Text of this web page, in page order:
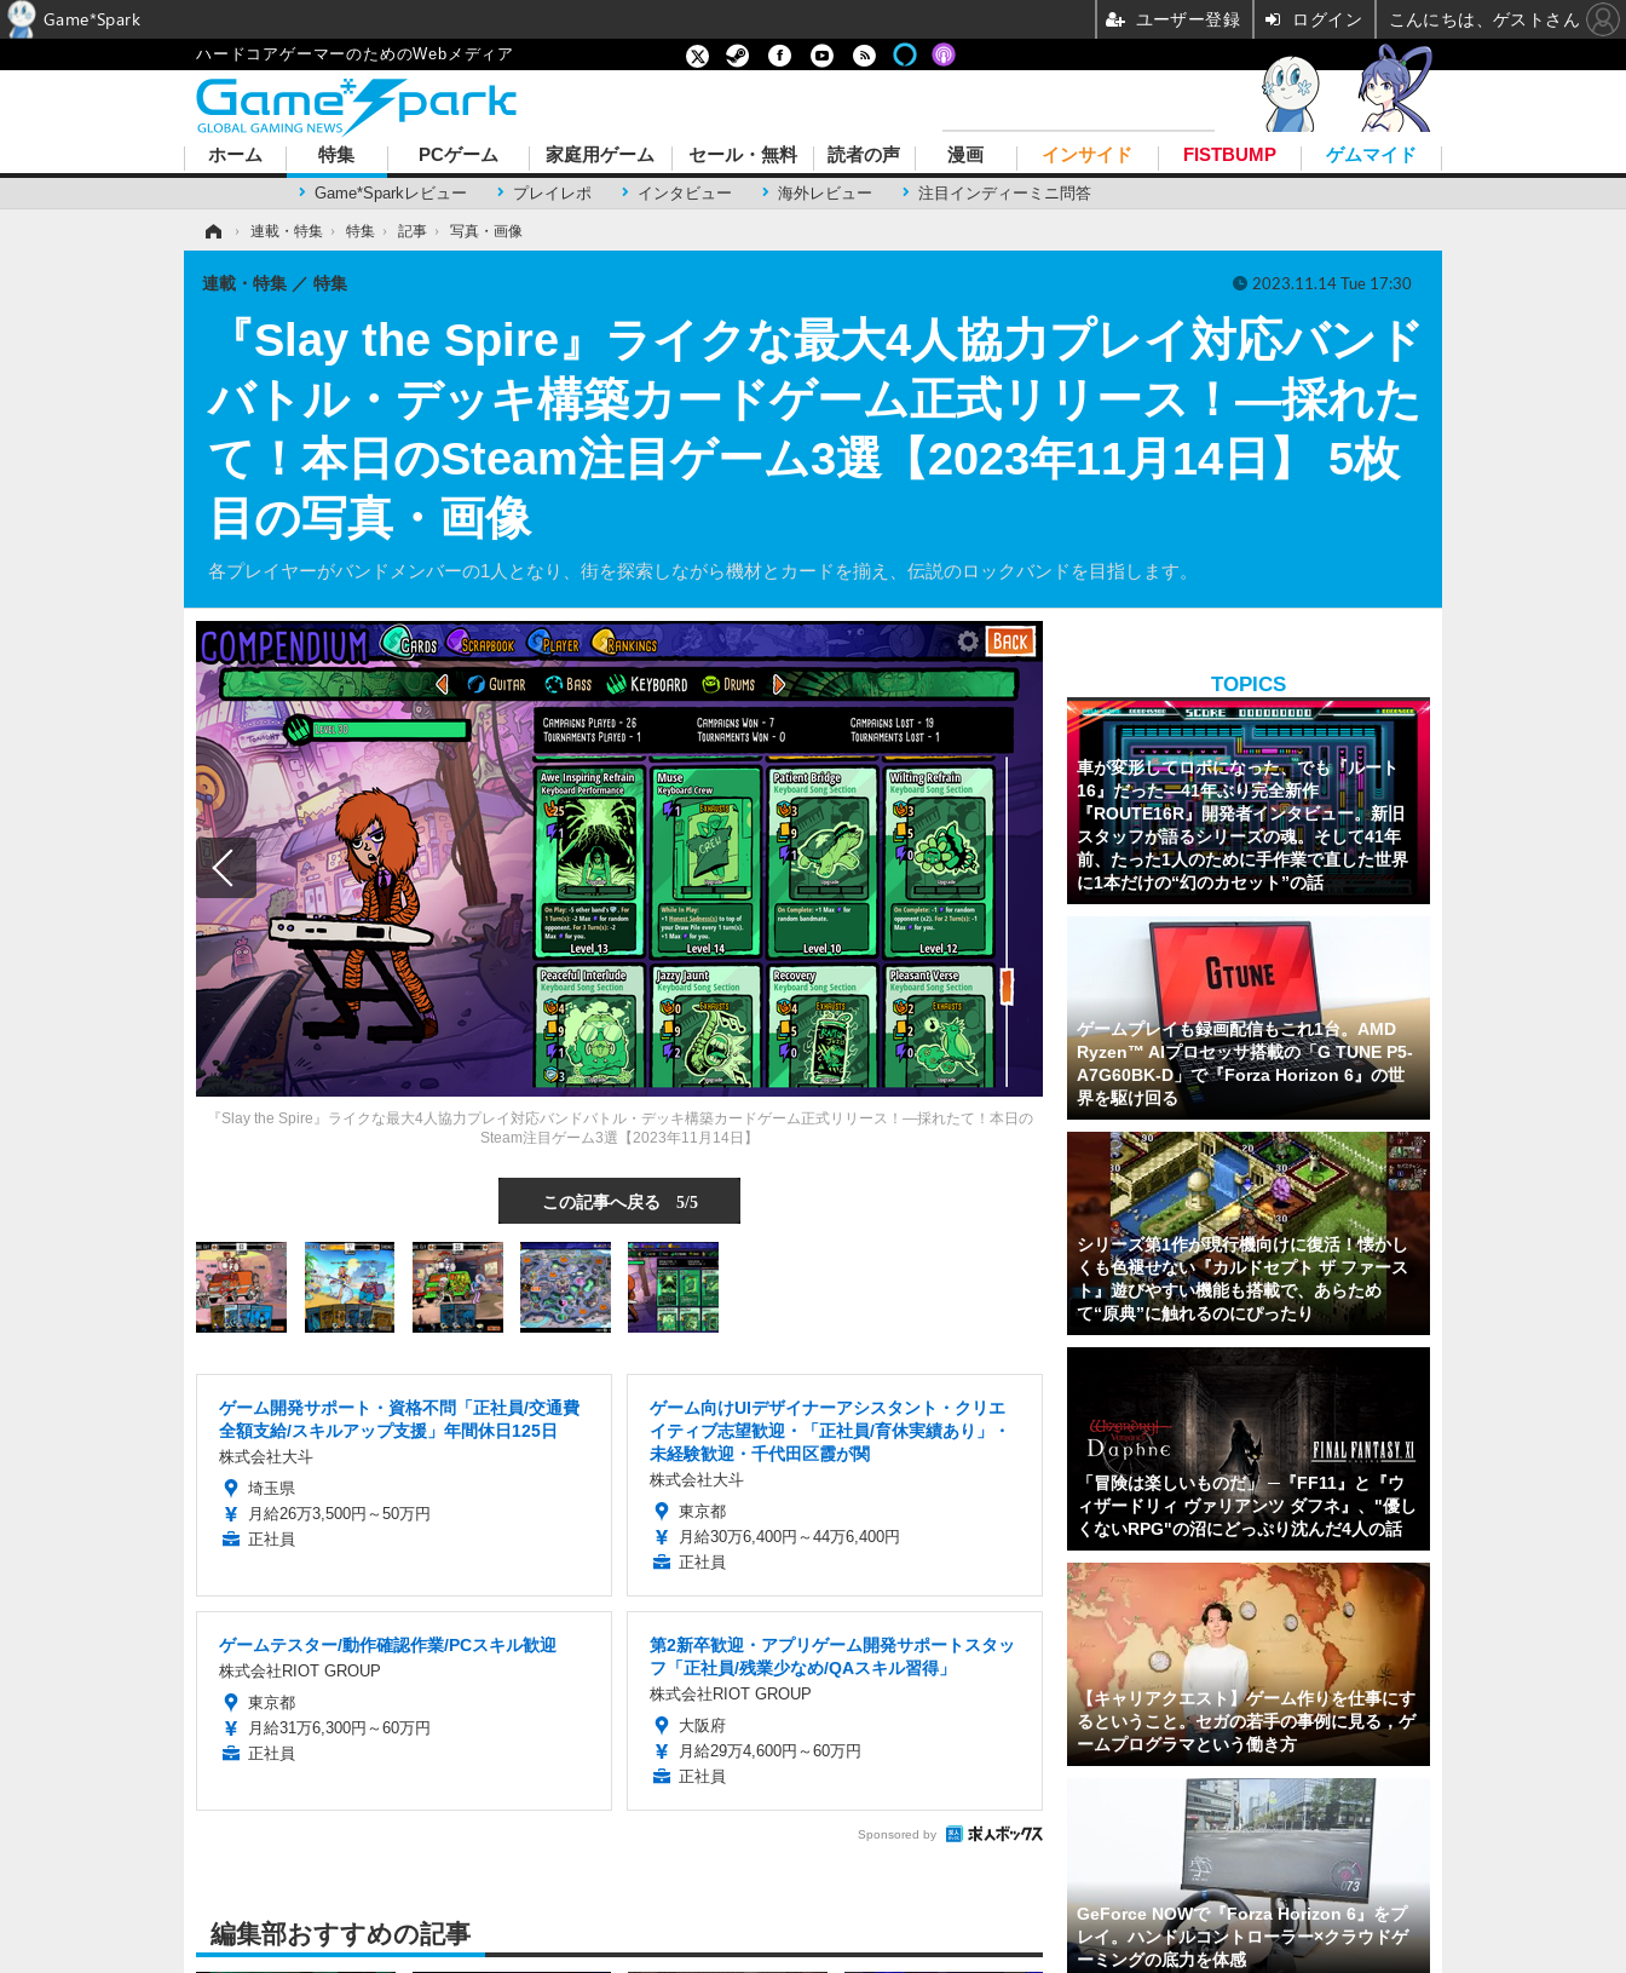
ハードコアゲーマーのためのWebメディア
ホーム 特集
Game*Sparkレビュー プレイレポ インタビュー 海外レビュー 注目インディーミニ問答
PCゲーム 家庭用ゲーム セール・無料 読者の声 漫画 インサイド FISTBUMP ゲムマイド
› 連載・特集 › 特集 › 記事 › 写真・画像
『Slay the Spire』ライクな最大4人協力プレイ対応バンド
バトル・デッキ構築カードゲーム正式リリース！―採れた
て！本日のSteam注目ゲーム3選【2023年11月14日】 5枚
目の写真・画像
各プレイヤーがバンドメンバーの1人となり、街を探索しながら機材とカードを揃え、伝説のロックバンドを目指します。
連載・特集 特集 2023.11.14 Tue 17:30
『Slay the Spire』ライクな最大4人協力プレイ対応バンドバトル・デッキ構築カードゲーム正式リリース！―採れたて！本日の
Steam注目ゲーム3選【2023年11月14日】
この記事へ戻る 5/5
ゲーム開発サポート・資格不問「正社員/交通費
全額支給/スキルアップ支援」年間休日125日
株式会社大斗
埼玉県
月給26万3,500円～50万円
正社員
ゲーム向けUIデザイナーアシスタント・クリエ
イティブ志望歓迎・「正社員/育休実績あり」・
未経験歓迎・千代田区霞が関
株式会社大斗
東京都
月給30万6,400円～44万6,400円
正社員
ゲームテスター/動作確認作業/PCスキル歓迎
株式会社RIOT GROUP
東京都
月給31万6,300円～60万円
正社員
第2新卒歓迎・アプリゲーム開発サポートスタッ
フ「正社員/残業少なめ/QAスキル習得」
株式会社RIOT GROUP
大阪府
月給29万4,600円～60万円
正社員
Sponsored by
編集部おすすめの記事
TOPICS
車が変形してロボになった、でも『ルート
16』だった―41年ぶり完全新作
『ROUTE16R』開発者インタビュー。新旧
スタッフが語るシリーズの魂。そして41年
前、たった1人のために手作業で直した世界
に1本だけの“幻のカセット”の話
ゲームプレイも録画配信もこれ1台。AMD
Ryzen™ AIプロセッサ搭載の「G TUNE P5-
A7G60BK-D」で『Forza Horizon 6』の世
界を駆け回る
シリーズ第1作が現行機向けに復活！懐かし
くも色褪せない『カルドセプト ザ ファース
ト』遊びやすい機能も搭載で、あらため
て“原典”に触れるのにぴったり
「冒険は楽しいものだ」 ─『FF11』と『ウ
ィザードリィ ヴァリアンツ ダフネ』、"優し
くないRPG"の沼にどっぷり沈んだ4人の話
【キャリアクエスト】ゲーム作りを仕事にす
るということ。セガの若手の事例に見る，ゲ
ームプログラマという働き方
GeForce NOWで『Forza Horizon 6』をプ
レイ。ハンドルコントローラー×クラウドゲ
ーミングの底力を体感
Game*Spark ユーザー登録 ログイン こんにちは、ゲストさん